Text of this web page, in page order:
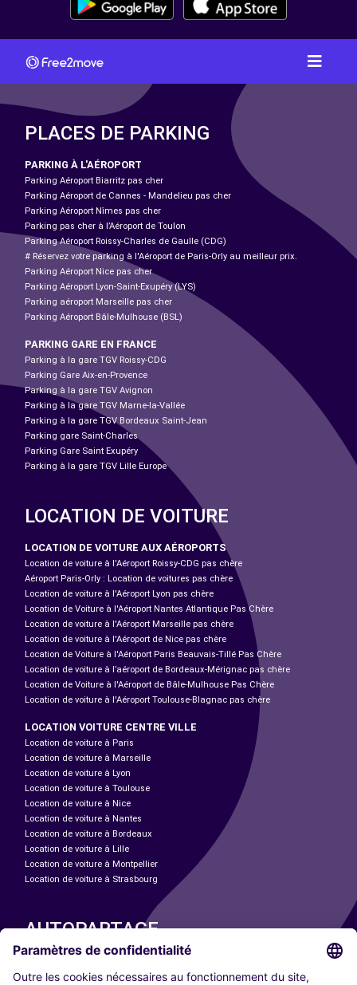
PLACES DE PARKING
PARKING À L'AÉROPORT
Parking Aéroport Biarritz pas cher
Parking Aéroport de Cannes - Mandelieu pas cher
Parking Aéroport Nîmes pas cher
Parking pas cher à l’Aéroport de Toulon
Parking Aéroport Roissy-Charles de Gaulle (CDG)
# Réservez votre parking à l'Aéroport de Paris-Orly au meilleur prix.
Parking Aéroport Nice pas cher
Parking Aéroport Lyon-Saint-Exupéry (LYS)
Parking aéroport Marseille pas cher
Parking Aéroport Bâle-Mulhouse (BSL)
PARKING GARE EN FRANCE
Parking à la gare TGV Roissy-CDG
Parking Gare Aix-en-Provence
Parking à la gare TGV Avignon
Parking à la gare TGV Marne-la-Vallée
Parking à la gare TGV Bordeaux Saint-Jean
Parking gare Saint-Charles
Parking Gare Saint Exupéry
Parking à la gare TGV Lille Europe
LOCATION DE VOITURE
LOCATION DE VOITURE AUX AÉROPORTS
Location de voiture à l'Aéroport Roissy-CDG pas chère
Aéroport Paris-Orly : Location de voitures pas chère
Location de voiture à l'Aéroport Lyon pas chère
Location de Voiture à l'Aéroport Nantes Atlantique Pas Chère
Location de voiture à l'Aéroport Marseille pas chère
Location de voiture à l'Aéroport de Nice pas chère
Location de Voiture à l'Aéroport Paris Beauvais-Tillé Pas Chère
Location de voiture à l’aéroport de Bordeaux-Mérignac pas chère
Location de Voiture à l'Aéroport de Bâle-Mulhouse Pas Chère
Location de voiture à l'Aéroport Toulouse-Blagnac pas chère
LOCATION VOITURE CENTRE VILLE
Location de voiture à Paris
Location de voiture à Marseille
Location de voiture à Lyon
Location de voiture à Toulouse
Location de voiture à Nice
Location de voiture à Nantes
Location de voiture à Bordeaux
Location de voiture à Lille
Location de voiture à Montpellier
Location de voiture à Strasbourg
AUTOPARTAGE
Paris